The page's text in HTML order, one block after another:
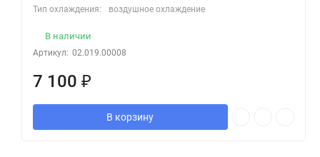
Тип охлаждения: воздушное охлаждение
В наличии
Артикул: 02.019.00008
7 100 ₽
В корзину